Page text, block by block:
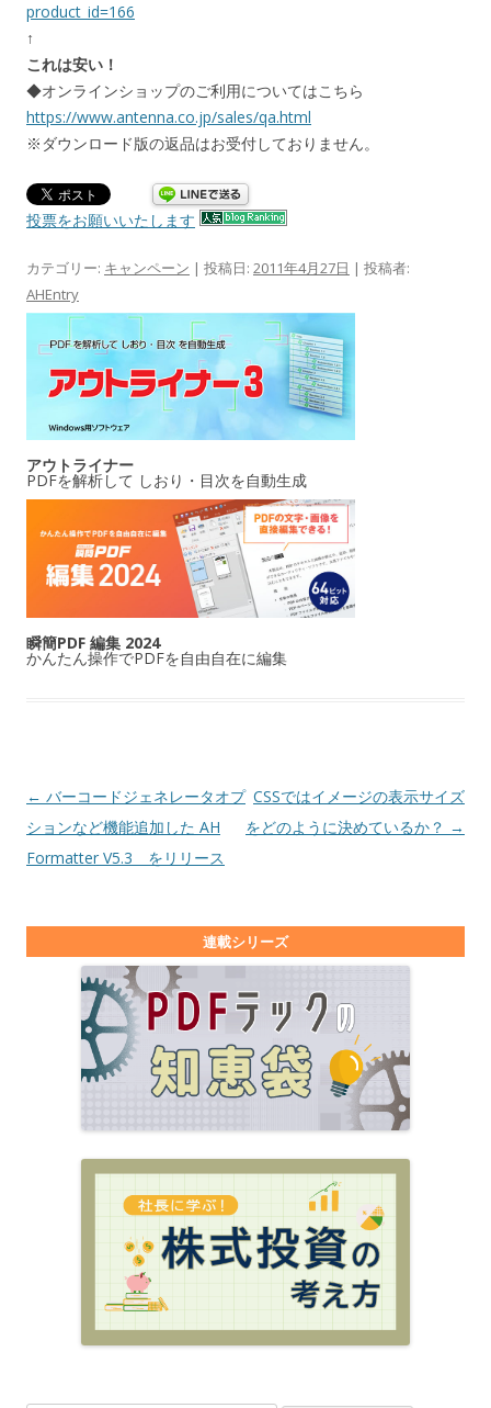
product_id=166
↑
これは安い！
◆オンラインショップのご利用についてはこちら
https://www.antenna.co.jp/sales/qa.html
※ダウンロード版の返品はお受付しておりません。
投票をお願いいたします
カテゴリー: キャンペーン | 投稿日: 2011年4月27日 | 投稿者:
AHEntry
アウトライナー
PDFを解析して しおり・目次を自動生成
瞬簡PDF 編集 2024
かんたん操作でPDFを自由自在に編集
投稿ナビゲーション
← バーコードジェネレータオプ
ションなど機能追加した AH
Formatter V5.3 をリリース
CSSではイメージの表示サイズ
をどのように決めているか？ →
連載シリーズ